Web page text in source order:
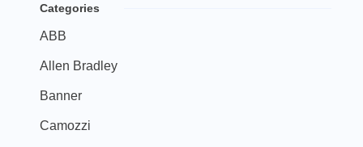
Categories
ABB
Allen Bradley
Banner
Camozzi